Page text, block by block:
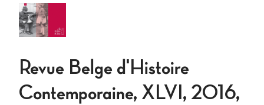
Revue Belge d'Histoire
Contemporaine, XLVI, 2016,